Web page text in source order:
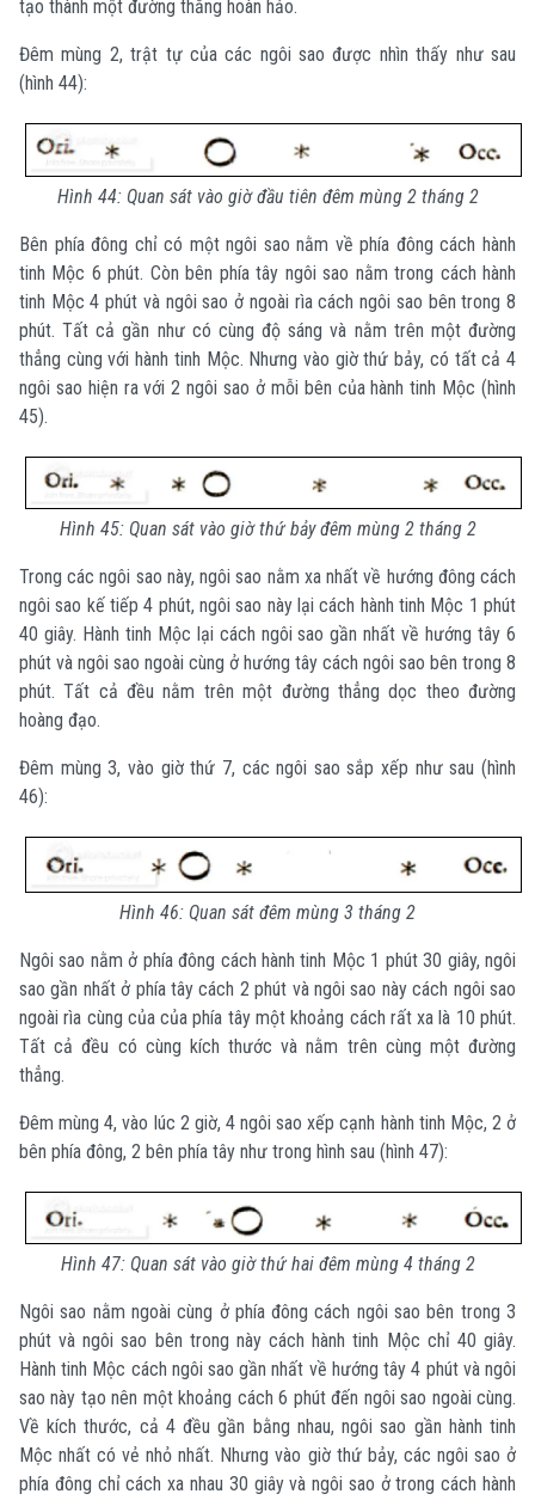
tạo thành một đường thẳng hoàn hảo.
Đêm mùng 2, trật tự của các ngôi sao được nhìn thấy như sau
(hình 44):
Hình 44: Quan sát vào giờ đầu tiên đêm mùng 2 tháng 2
Bên phía đông chỉ có một ngôi sao nằm về phía đông cách hành
tinh Mộc 6 phút. Còn bên phía tây ngôi sao nằm trong cách hành
tinh Mộc 4 phút và ngôi sao ở ngoài rìa cách ngôi sao bên trong 8
phút. Tất cả gần như có cùng độ sáng và nằm trên một đường
thẳng cùng với hành tinh Mộc. Nhưng vào giờ thứ bảy, có tất cả 4
ngôi sao hiện ra với 2 ngôi sao ở mỗi bên của hành tinh Mộc (hình
45).
Hình 45: Quan sát vào giờ thứ bảy đêm mùng 2 tháng 2
Trong các ngôi sao này, ngôi sao nằm xa nhất về hướng đông cách
ngôi sao kế tiếp 4 phút, ngôi sao này lại cách hành tinh Mộc 1 phút
40 giây. Hành tinh Mộc lại cách ngôi sao gần nhất về hướng tây 6
phút và ngôi sao ngoài cùng ở hướng tây cách ngôi sao bên trong 8
phút. Tất cả đều nằm trên một đường thẳng dọc theo đường
hoàng đạo.
Đêm mùng 3, vào giờ thứ 7, các ngôi sao sắp xếp như sau (hình
46):
Hình 46: Quan sát đêm mùng 3 tháng 2
Ngôi sao nằm ở phía đông cách hành tinh Mộc 1 phút 30 giây, ngôi
sao gần nhất ở phía tây cách 2 phút và ngôi sao này cách ngôi sao
ngoài rìa cùng của của phía tây một khoảng cách rất xa là 10 phút.
Tất cả đều có cùng kích thước và nằm trên cùng một đường
thẳng.
Đêm mùng 4, vào lúc 2 giờ, 4 ngôi sao xếp cạnh hành tinh Mộc, 2 ở
bên phía đông, 2 bên phía tây như trong hình sau (hình 47):
Hình 47: Quan sát vào giờ thứ hai đêm mùng 4 tháng 2
Ngôi sao nằm ngoài cùng ở phía đông cách ngôi sao bên trong 3
phút và ngôi sao bên trong này cách hành tinh Mộc chỉ 40 giây.
Hành tinh Mộc cách ngôi sao gần nhất về hướng tây 4 phút và ngôi
sao này tạo nên một khoảng cách 6 phút đến ngôi sao ngoài cùng.
Về kích thước, cả 4 đều gần bằng nhau, ngôi sao gần hành tinh
Mộc nhất có vẻ nhỏ nhất. Nhưng vào giờ thứ bảy, các ngôi sao ở
phía đông chỉ cách xa nhau 30 giây và ngôi sao ở trong cách hành